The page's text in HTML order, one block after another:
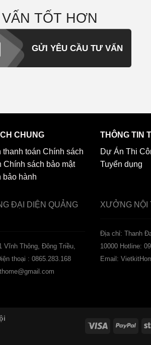
TỐT HƠN
GỬI YÊU CẦU TƯ VẤN
CHUNG
thanh toán Chính sách
Chính sách bảo mật
bảo hành
THÔNG TIN
Dự Án Thi
Tuyển dụng
ĐẠI DIỆN QUẢNG
Vĩnh Thông, Đông Triều,
thoại : 0865.283.168
XƯỞNG NỘI
️Địa chỉ: Thanh
10000 Hotline:
Email: